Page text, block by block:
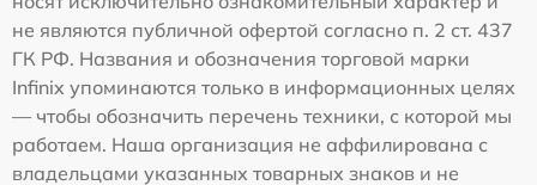
не являются публичной офертой согласно п. 2 ст. 437
ГК РФ. Названия и обозначения торговой марки
Infinix упоминаются только в информационных целях
— чтобы обозначить перечень техники, с которой мы
работаем. Наша организация не аффилирована с
владельцами указанных товарных знаков и не